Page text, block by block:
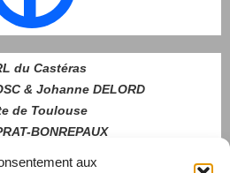
aux
du Castéras
& Johanne DELORD
de Toulouse
BONREPAUX